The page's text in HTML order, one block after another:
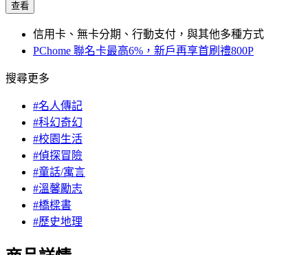
查看
信用卡、無卡分期、行動支付，與其他多種方式
PChome 聯名卡最高6%，新戶再享首刷禮800P
搜尋更多
#名人傳記
#科幻奇幻
#校園生活
#偵探冒險
#童話/寓言
#溫馨勵志
#橋樑書
#歷史地理